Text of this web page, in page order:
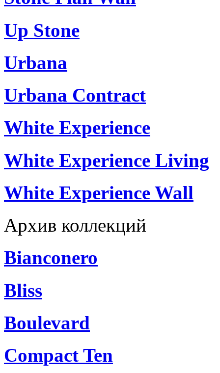
Up Stone
Urbana
Urbana Contract
White Experience
White Experience Living
White Experience Wall
Архив коллекций
Bianconero
Bliss
Boulevard
Compact Ten